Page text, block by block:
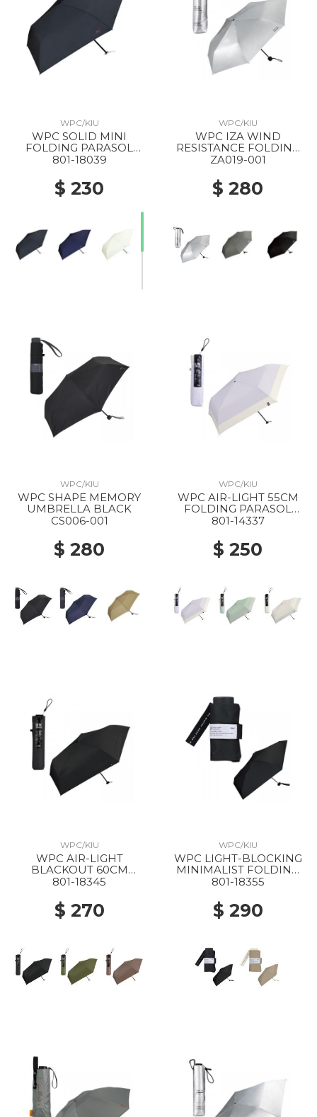
WPC/KIU
WPC SOLID MINI
FOLDING PARASOL
BLACK
801-18039
$ 230
WPC/KIU
WPC IZA WIND
RESISTANCE FOLDING
PARASOL SILVER
ZA019-001
$ 280
WPC/KIU
WPC SHAPE MEMORY
UMBRELLA BLACK
CS006-001
$ 280
WPC/KIU
WPC AIR-LIGHT 55CM
FOLDING PARASOL
LAVENDER X OFF
801-14337
$ 250
WPC/KIU
WPC AIR-LIGHT
BLACKOUT 60CM
FOLDING PARASOL
801-18345
$ 270
WPC/KIU
WPC LIGHT-BLOCKING
MINIMALIST FOLDING
PARASOL BLACK
801-18355
$ 290